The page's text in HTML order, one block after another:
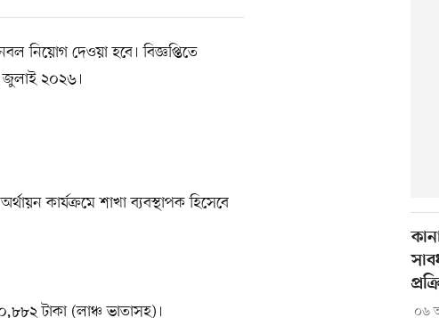
নিয়োগ দেওয়া হবে। বিজ্ঞপ্তিতে
জুলাই ২০২৬।
কার্যক্রমে শাখা ব্যবস্থাপক হিসেবে
টাকা (লাঞ্চ ভাতাসহ)।
০৬